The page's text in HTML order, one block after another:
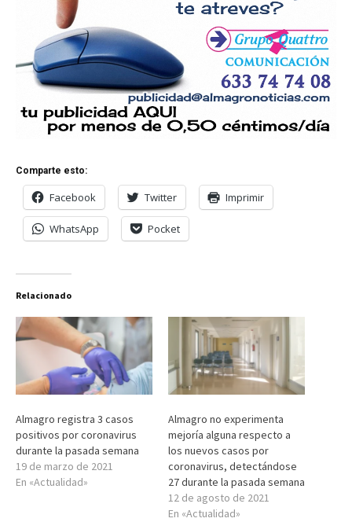
Comparte esto:
Facebook Twitter Imprimir
WhatsApp Pocket
Relacionado
Almagro registra 3 casos
positivos por coronavirus
durante la pasada semana
19 de marzo de 2021
En «Actualidad»
Almagro no experimenta
mejoría alguna respecto a
los nuevos casos por
coronavirus, detectándose
27 durante la pasada semana
12 de agosto de 2021
En «Actualidad»